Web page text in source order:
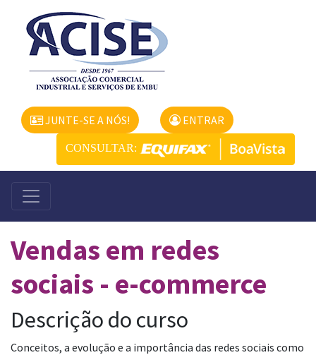
JUNTE-SE A NÓS! ENTRAR
CONSULTAR:
Vendas em redes
sociais - e-commerce
Descrição do curso
Conceitos, a evolução e a importância das redes sociais como